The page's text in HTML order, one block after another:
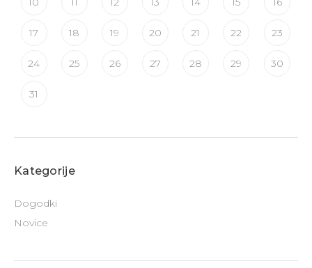
17 18 19 20 21 22 23
24 25 26 27 28 29 30
31
Kategorije
Dogodki
Novice